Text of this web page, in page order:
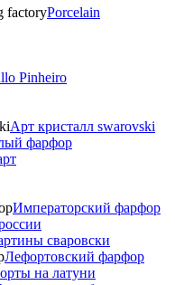
Porcelain
Pinheiro
Арт кристалл swarovski
фарфор
Императорский фарфор
сваровски
Лефортовский фарфор
на латуни